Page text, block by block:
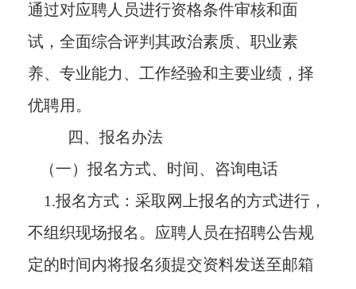
通过对应聘人员进行资格条件审核和面
试，全面综合评判其政治素质、职业素
养、专业能力、工作经验和主要业绩，择
优聘用。
四、报名办法
（一）报名方式、时间、咨询电话
1.报名方式：采取网上报名的方式进行，
不组织现场报名。应聘人员在招聘公告规
定的时间内将报名须提交资料发送至邮箱